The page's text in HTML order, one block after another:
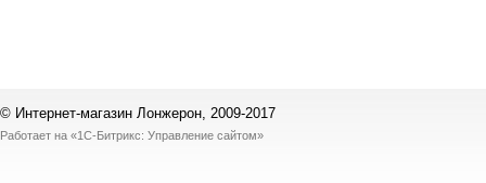
© Интернет-магазин Лонжерон, 2009-2017
Работает на «1С-Битрикс: Управление сайтом»